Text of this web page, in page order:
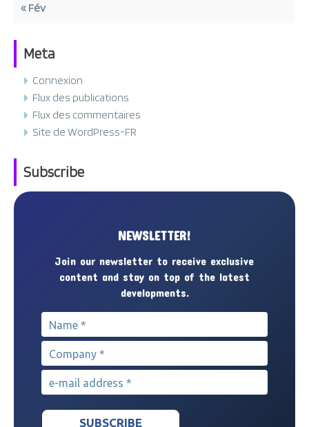
« Fév
Meta
Connexion
Flux des publications
Flux des commentaires
Site de WordPress-FR
Subscribe
NEWSLETTER!
Join our newsletter to receive exclusive
content and stay on top of the latest
developments.
Name *
Company*
e-mail address*